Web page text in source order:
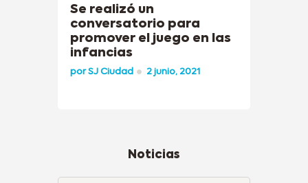
Se realizó un
conversatorio para
promover el juego en las
infancias
porSJ Ciudad 2 junio, 2021
Noticias